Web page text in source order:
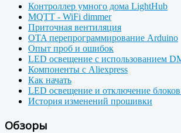
Контроллер умного дома LightHub
MQTT - WiFi dimmer
Приточная вентиляция
OTA перепрограммирование Arduino
Опыт проб и ошибок
LED освещение с использованием
Компоненты с Aliexpress
Как начать
LED освещение и отключение
История изменений прошивки
Обзоры